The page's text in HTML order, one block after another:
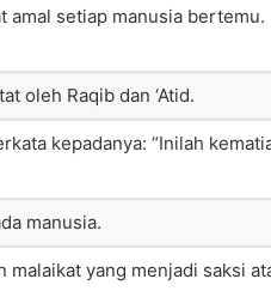
amal setiap manusia bertemu.
oleh Raqib dan ‘Atid.
kepadanya: “Inilah
manusia.
yang menjadi saksi